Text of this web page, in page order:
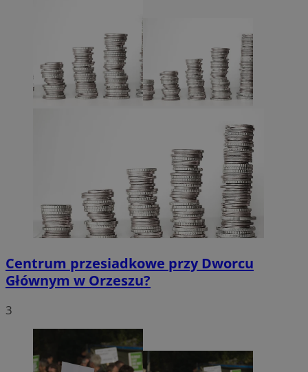
Centrum przesiadkowe przy Dworcu
Głównym w Orzeszu?
3